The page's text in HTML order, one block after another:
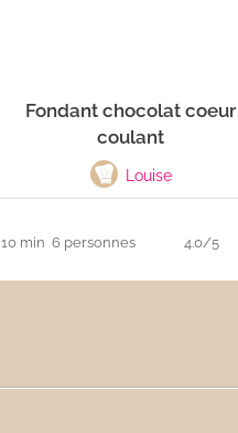
Fondant chocolat coeur
coulant
Louise
10 min 6 personnes 4.0/5